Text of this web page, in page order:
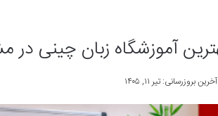
آخرین بروزرسانی: تیر ۱۱, ۱۴۰۵